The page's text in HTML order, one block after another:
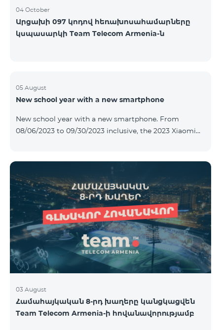
04 October
Արցախի 097 կոդով հեռախոսահամարները
կսպասարկի Team Telecom Armenia-ն
05 August
New school year with a new smartphone
New school year with a new smartphone. From
08/06/2023 to 09/30/2023 inclusive, the 2023 Xiaomi
- the 1st month is free. A smartphone can also be
purchased on credit, starting from 1250 AMD per
month. Bank charges are added to the monthly fee.
Tariff terms are below. Prepaid package Teamtok.
Monthly fee: 2500 AMD 250minutes to RA, Artsakh,
USA and Canada, Beeline Russia and Tele2 mob
03 August
Համահայկական 8-րդ խաղերը կանցկացվեն
Team Telecom Armenia-ի հովանավորությամբ